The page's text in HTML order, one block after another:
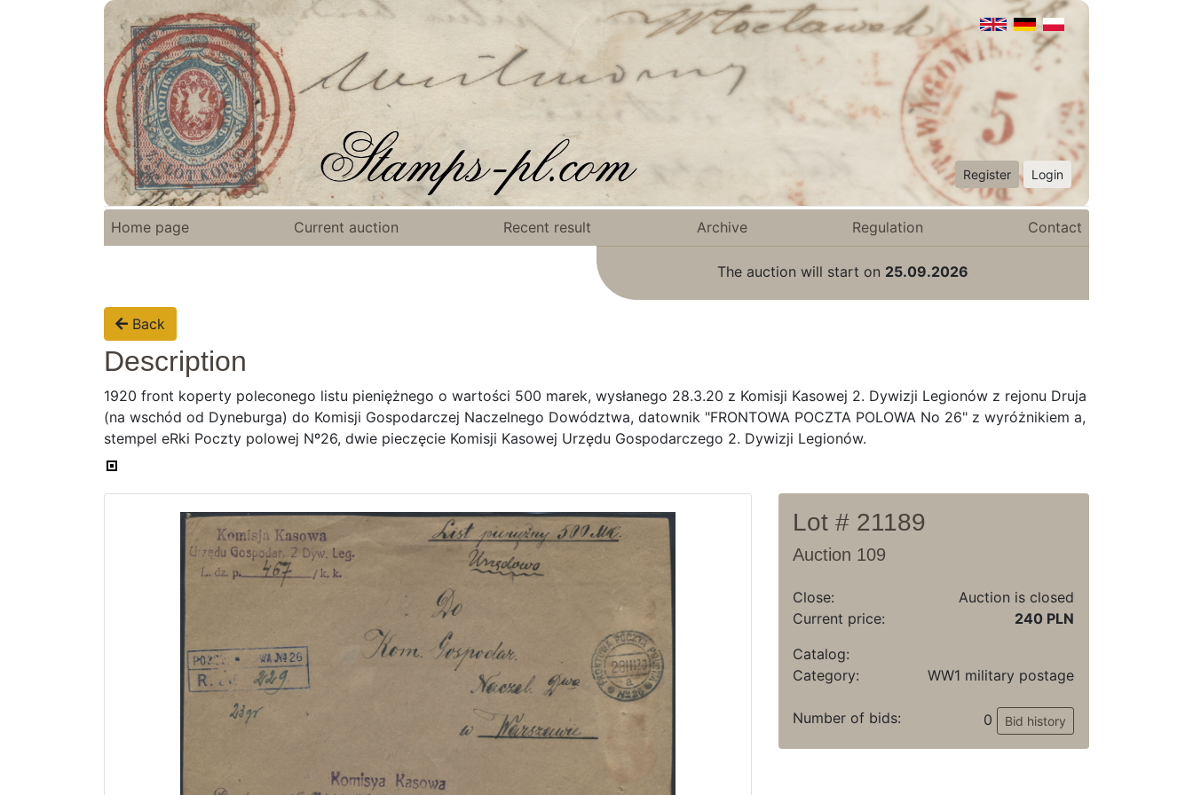
Register Login
Home page Current auction Recent result Archive Regulation Contact
The auction will start on 25.09.2026
Back
Description
1920 front koperty poleconego listu pieniężnego o wartości 500 marek, wysłanego 28.3.20 z Komisji Kasowej 2. Dywizji Legionów z rejonu Druja
(na wschód od Dyneburga) do Komisji Gospodarczej Naczelnego Dowództwa, datownik "FRONTOWA POCZTA POLOWA No 26" z wyróżnikiem a,
stempel eRki Poczty polowej Nº26, dwie pieczęcie Komisji Kasowej Urzędu Gospodarczego 2. Dywizji Legionów.
Lot # 21189
Auction 109
Close:
Auction is closed
Current price:
240 PLN
Catalog:
Category:
WW1 military postage
Number of bids: 0 Bid history